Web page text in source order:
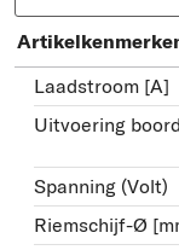
Laadstroom [A]
Uitvoering
Spanning (Volt)
Riemschijf-Ø